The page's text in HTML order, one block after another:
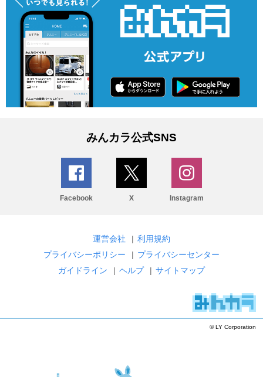
みんカラ公式SNS
Facebook X Instagram
運営会社 | 利用規約
プライバシーポリシー
| プライバシーセンター
ガイドライン
| ヘルプ | サイトマップ
© LY Corporation